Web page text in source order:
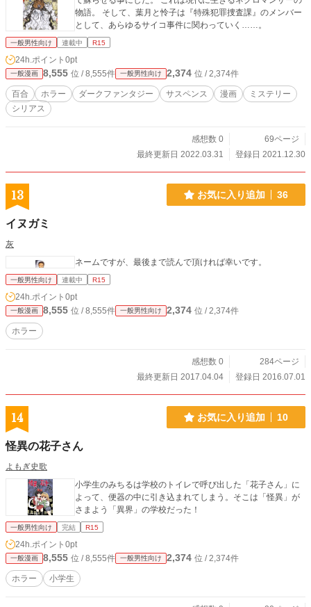
物語。 そして、葉月と怜子は『特殊犯罪捜査課』のメンバー
として、あらゆるサイコ事件に関わっていく……。
一般男性向け 連載中 R15
24h.ポイント 0pt
一般漫画 8,555 位 / 8,555件 一般男性向け 2,374 位 / 2,374件
百合 ホラー ダークファンタジー サスペンス 漫画
ミステリー
シリアス
感想数 0
69ページ
最終更新日 2022.03.31
登録日 2021.12.30
13 お気に入り追加 36
イヌガミ
灰
ネームですが、最後まで読んで頂ければ幸いです。
一般男性向け 連載中 R15
24h.ポイント 0pt
一般漫画 8,555 位 / 8,555件 一般男性向け 2,374 位 / 2,374件
ホラー
感想数 0
284ページ
最終更新日 2017.04.04
登録日 2016.07.01
14 お気に入り追加 10
怪異の花子さん
よもぎ史歌
小学生のみちるは学校のトイレで呼び出した「花子さん」に
よって、便器の中に引き込まれてしまう。そこは「怪異」が
さまよう「異界」の学校だった！
一般男性向け 完結 R15
24h.ポイント 0pt
一般漫画 8,555 位 / 8,555件 一般男性向け 2,374 位 / 2,374件
ホラー 小学生